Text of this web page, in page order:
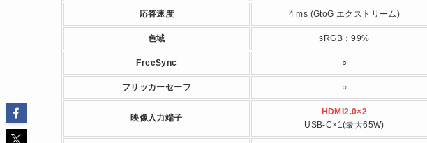
応答速度 4 ms (GtoG エクストリーム)
色域 sRGB：99%
FreeSync ○
フリッカーセーフ ○
映像入力端子
HDMI2.0×2
USB-C×1(最大65W)